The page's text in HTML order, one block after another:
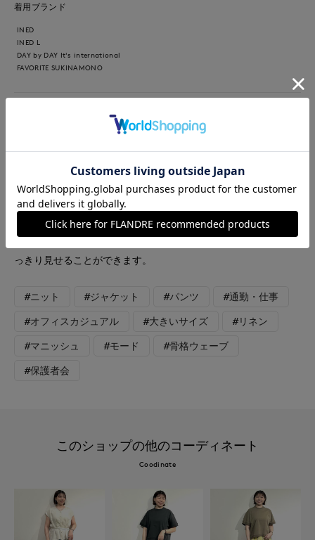
着用ブランド
INED
INED L
DAY by DAY It's international
FAVORITE SUKINAMONO
【着用サイズ】全て9号 【着用カラージャケット：アイボリー
ニット：ダークネイビー パンツ: ブラック コンパクト丈のスペ
ンサージャケットはワイドパンツと合わせるとぐっと脚長見えし
ます。 インナーとパンツはダークカラーで繋げてメリハリをつ
けるとかっこいい着こなしに。 ニットはダークネイビーですが
青みがほぼないのでブラックと合わせてもチグハグに見えないで
す。 5分袖で腕が綺麗に見えるのでジャケットを脱いでも安心で
っきり見せることができます。
#ニット #ジャケット #パンツ #通勤・仕事
#オフィスカジュアル #大きいサイズ #リネン
#マニッシュ #モード #骨格ウェーブ
#保護者会
このショップの他のコーディネート
Coodinate